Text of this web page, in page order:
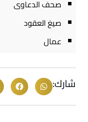
صحف الدعاوى
صيغ العقود
عمال
شارك: